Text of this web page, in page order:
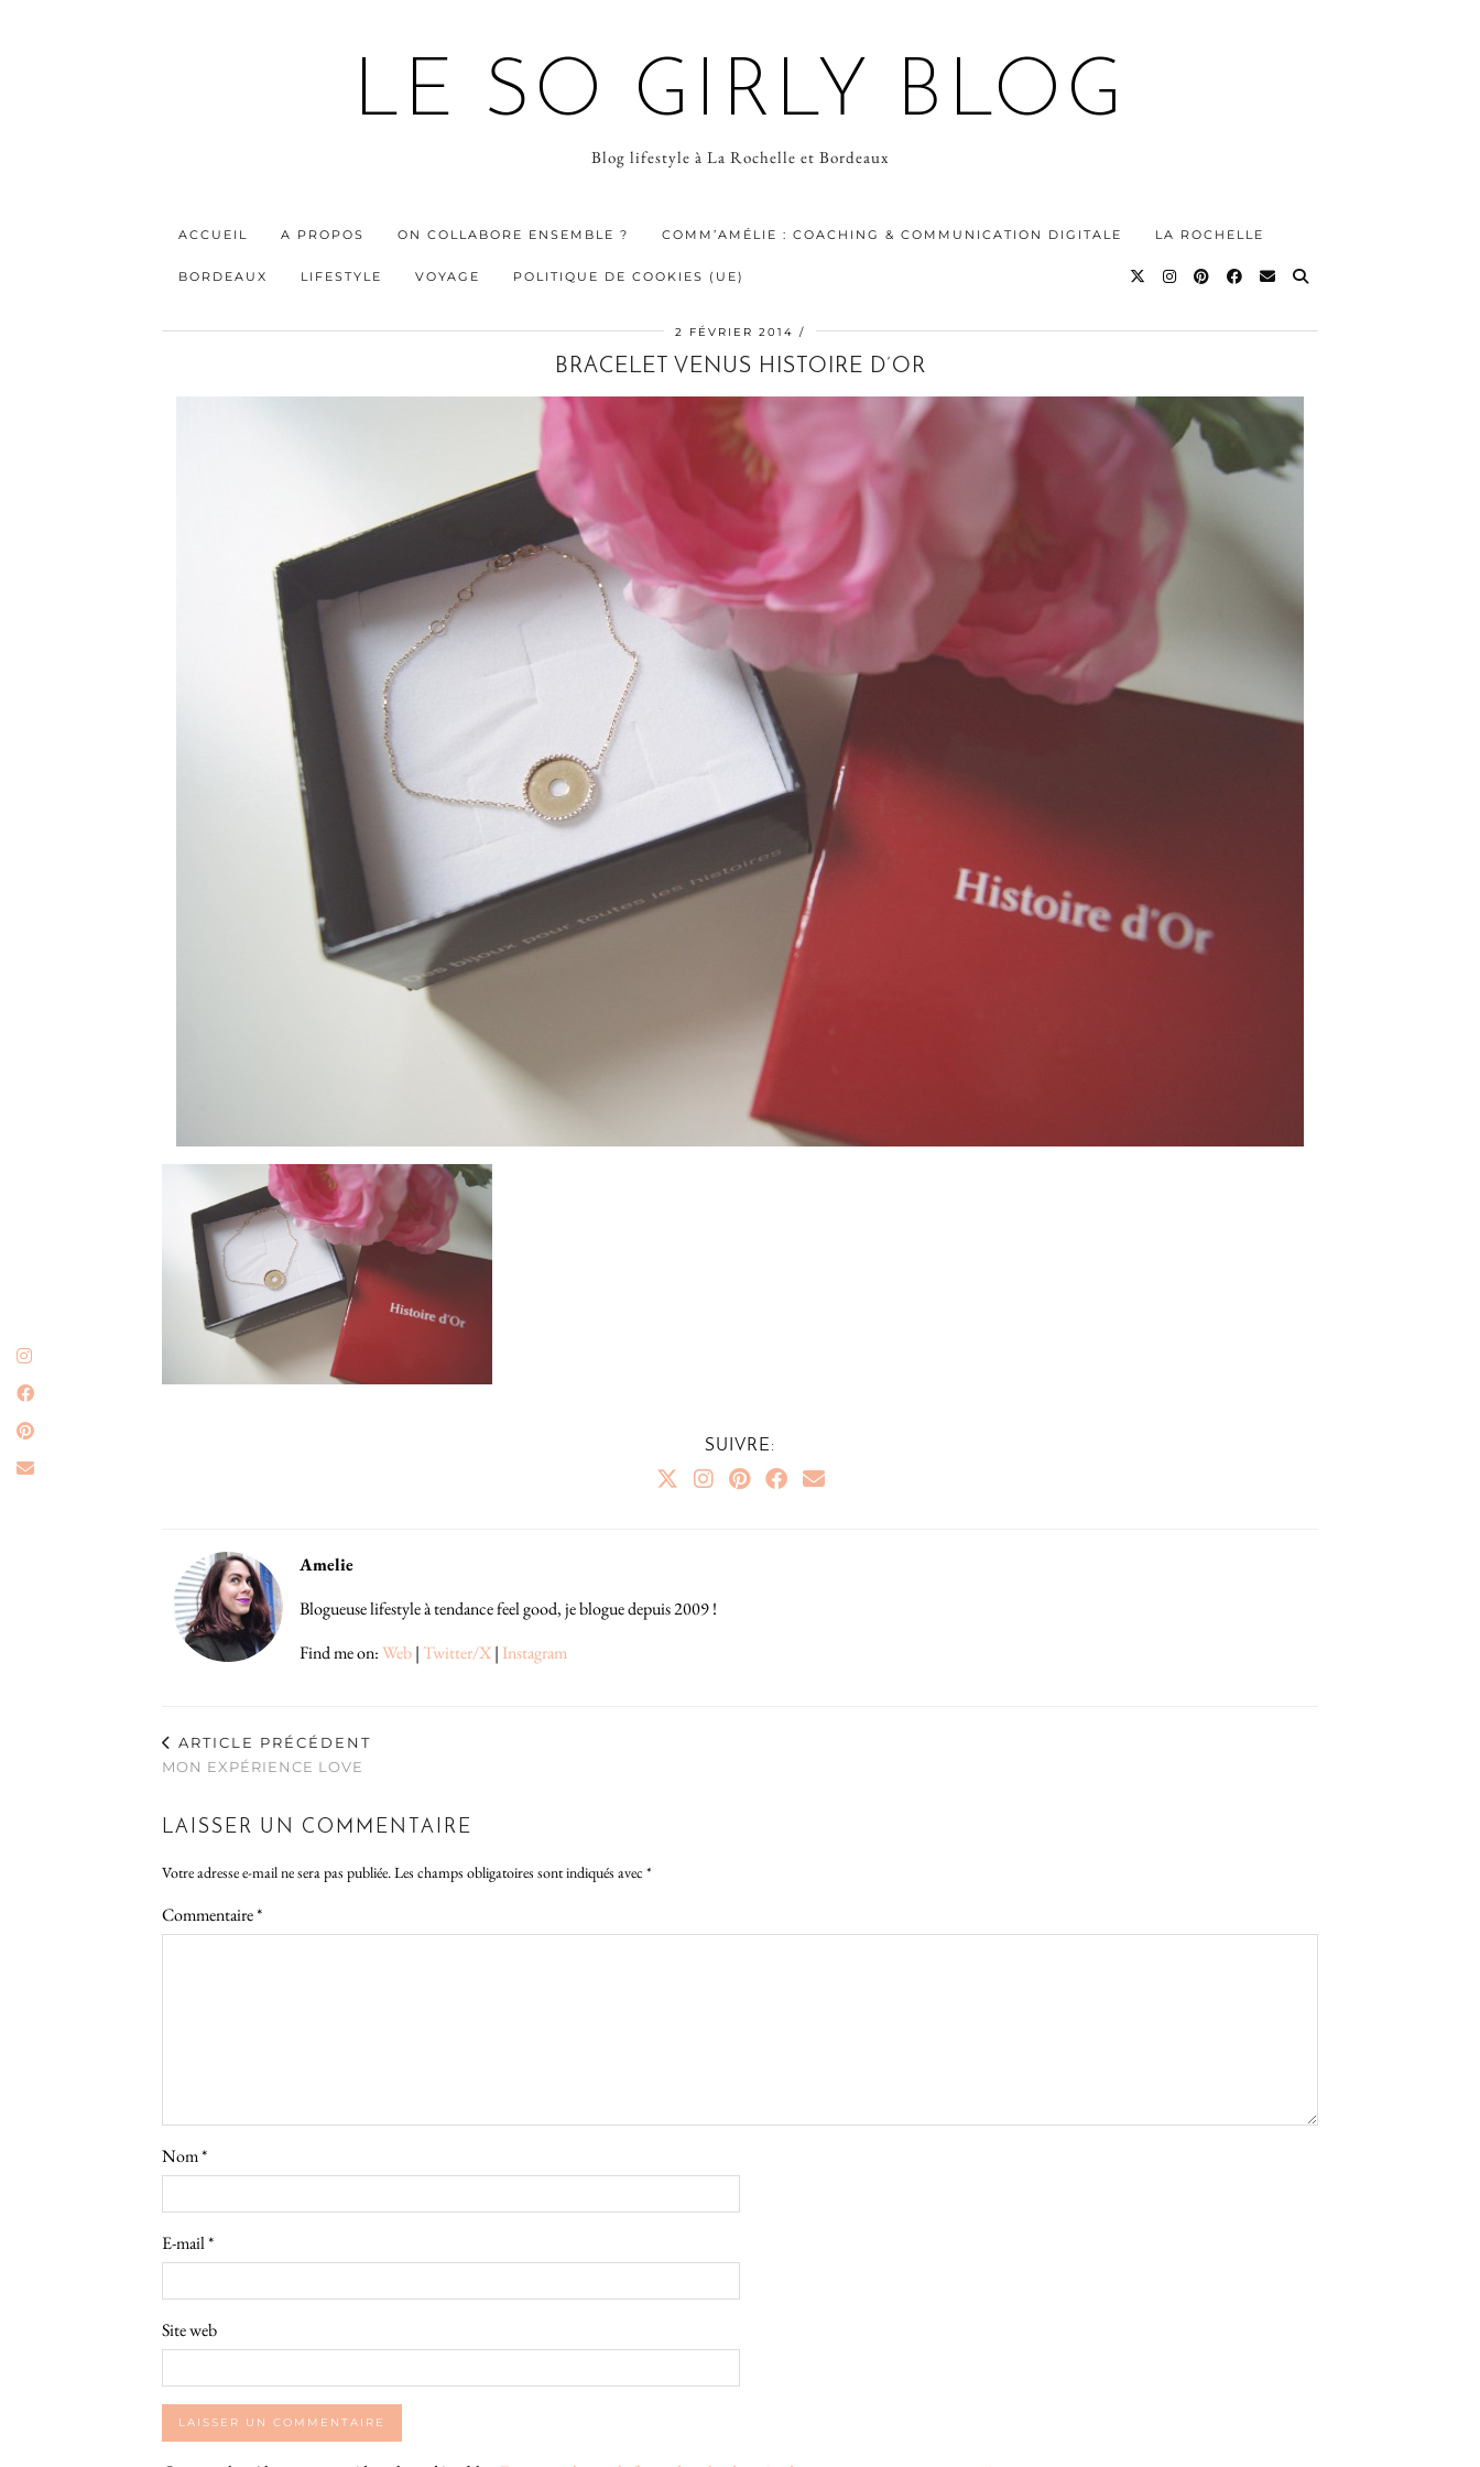
LE SO GIRLY BLOG
Blog lifestyle à La Rochelle et Bordeaux
ACCUEIL A PROPOS ON COLLABORE ENSEMBLE ? COMM’AMÉLIE : COACHING & COMMUNICATION DIGITALE LA ROCHELLE
BORDEAUX LIFESTYLE VOYAGE POLITIQUE DE COOKIES (UE)
2 FÉVRIER 2014
BRACELET VENUS HISTOIRE D’OR
SUIVRE:
Amelie
Blogueuse lifestyle à tendance feel good, je blogue depuis 2009 !
Find me on:Web|Twitter/X| Instagram
ARTICLE PRÉCÉDENT
MON EXPÉRIENCE LOVE
LAISSER UN COMMENTAIRE
Votre adresse e-mail ne sera pas publiée.Les champs obligatoires sont indiqués avec *
Commentaire*
Nom*
E-mail*
Site web